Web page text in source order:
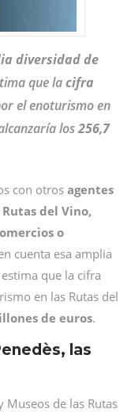
diversidad de
que lacifra
el enoturismo en
los256,7
con otros agentes
del Vino,
o
cuenta esa amplia
que la cifra
en las Rutas del
de euros.
las
Museos de las Rutas